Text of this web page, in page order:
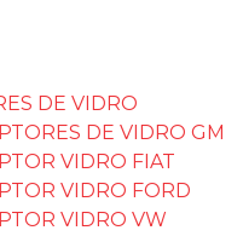
DE VIDRO
DE VIDRO GM
VIDRO FIAT
VIDRO FORD
VIDRO VW